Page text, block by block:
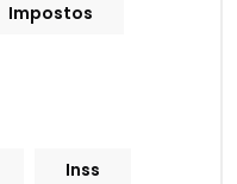
Impostos
Inss